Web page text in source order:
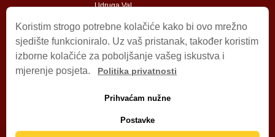
Udruga Val
Impressum
© 2009 – 2026 Općina Lastovo.
Izjava o privatnosti
Izjava o pristupačnosti.
Koristim strogo potrebne kolačiće kako bi ovo mrežno
sjedište funkcioniralo. Uz vaš pristanak, također koristim
izborne kolačiće za poboljšanje vašeg iskustva i
mjerenje posjeta.
Politika privatnosti
Prihvaćam nužne
Postavke